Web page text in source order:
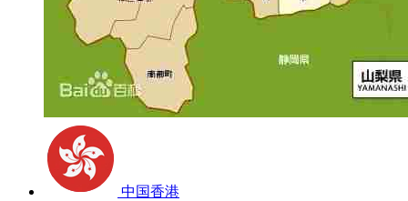
中国香港